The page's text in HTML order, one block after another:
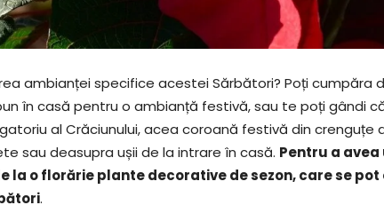
ambianței specifice acestei Sărbători? Poți cumpăra
în casă pentru o ambianță festivă, sau te poți gândi
al Crăciunului, acea coroană festivă din crenguțe
sau deasupra ușii de la intrare în casă. Pentru a avea
la o florărie plante decorative de sezon, care se pot
.